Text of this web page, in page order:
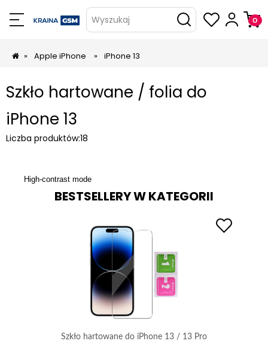
Wyszukaj
» Apple iPhone » iPhone 13
Szkło hartowane / folia do
iPhone 13
Liczba produktów:18
High-contrast mode
BESTSELLERY W KATEGORII
Szkło hartowane do iPhone 13 / 13 Pro